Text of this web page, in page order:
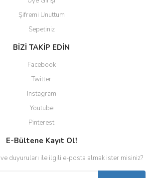
Şifremi Unuttum
Sepetiniz
BİZİ TAKİP EDİN
Facebook
Twitter
Instagram
Youtube
Pinterest
E-Bültene Kayıt Ol!
ve duyuruları ile ilgili e-posta almak ister misiniz?